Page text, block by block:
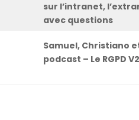
sur l’intranet,
avec questions
Samuel, Christiano
podcast – Le RGPD